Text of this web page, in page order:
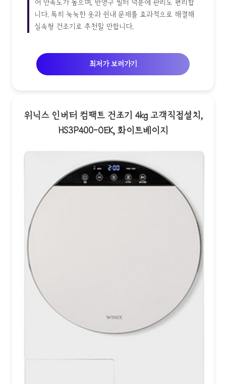
어 만족도가 높으며, 반영구 필터 덕분에 관리도 편리합
니다. 특히 눅눅한 옷과 쉰내 문제를 효과적으로 해결해
실속형 건조기로 추천할 만합니다.
최저가 보러가기
위닉스 인버터 컴팩트 건조기 4kg 고객직접설치,
HS3P400-OEK, 화이트베이지